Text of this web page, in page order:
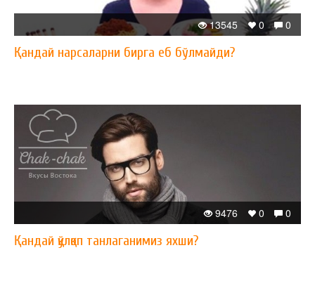
0
0
13545
Қандай нарсаларни бирга еб бўлмайди?
0
0
9476
Қандай қўлқоп танлаганимиз яхши?